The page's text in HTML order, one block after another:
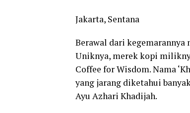
Jakarta, Sentana
Berawal dari
Uniknya, merek kopi
Coffee for Wisdom. Nama
yang jarang diketahui
Ayu Azhari Khadijah.